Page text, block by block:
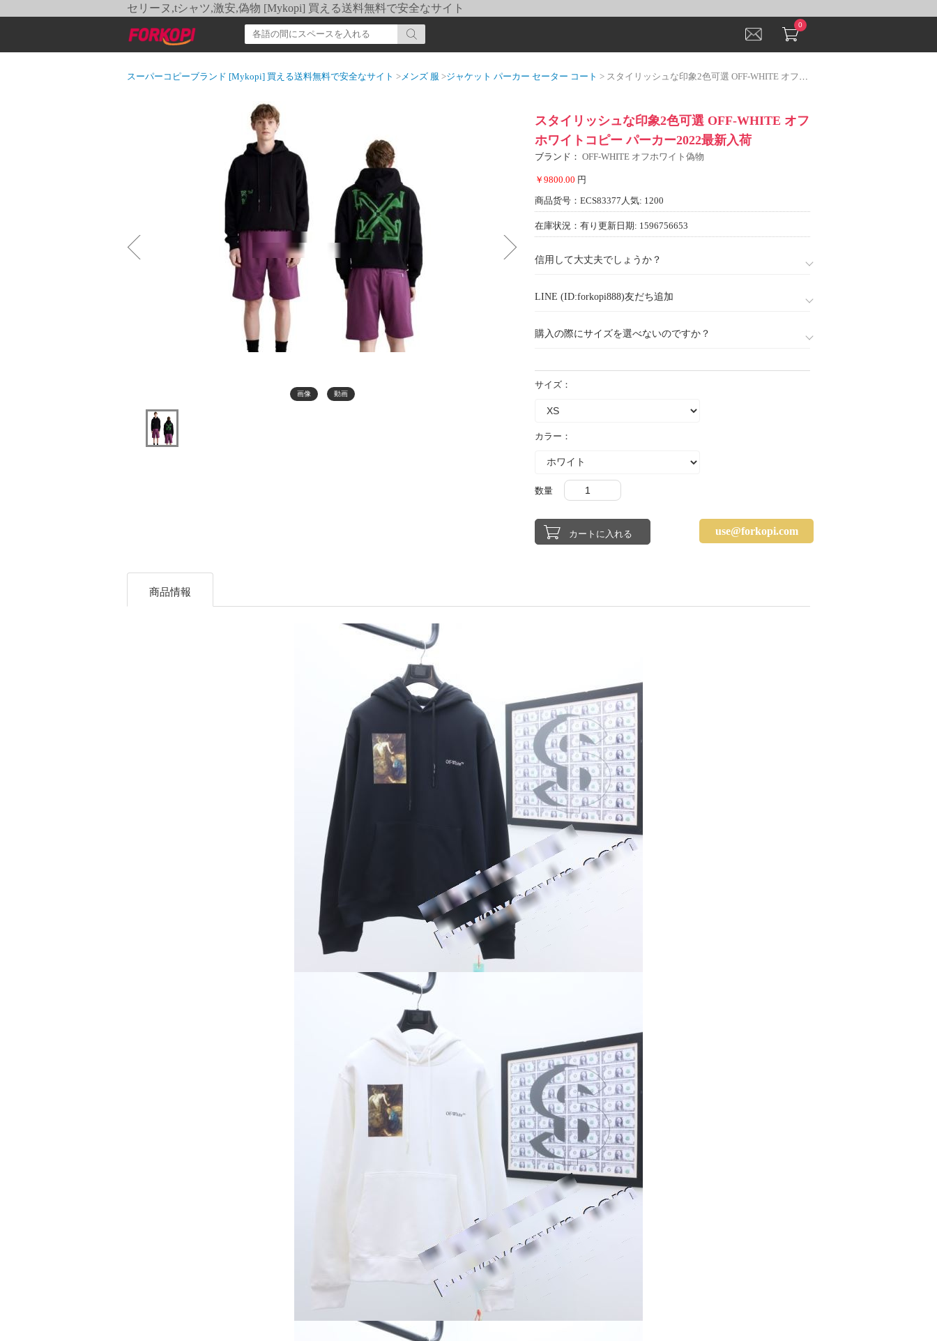
セリーヌ,tシャツ,激安,偽物 [Mykopi] 買える送料無料で安全なサイト
0
スーパーコピーブランド [Mykopi] 買える送料無料で安全なサイト >メンズ 服 >ジャケット パーカー セーター コート > スタイリッシュな印象2色可選 OFF-WHITE オフホワイトコピー パーカー2022最新入荷
画像 動画
スタイリッシュな印象2色可選 OFF-WHITE オフ
ホワイトコピー パーカー2022最新入荷
ブランド： OFF-WHITE オフホワイト偽物
￥9800.00 円
商品货号：ECS83377 人気: 1200
在庫状況：有り 更新日期: 1596756653
信用して大丈夫でしょうか？
LINE (ID:forkopi888)友だち追加
購入の際にサイズを選べないのですか？
サイズ：
カラー：
数量
use@forkopi.com
商品情報